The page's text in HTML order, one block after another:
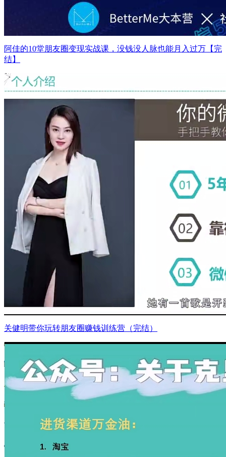
阿佳的10堂朋友圈变现实战课，没钱没人脉也能月入过万【完
结】
关健明带你玩转朋友圈赚钱训练营（完结）